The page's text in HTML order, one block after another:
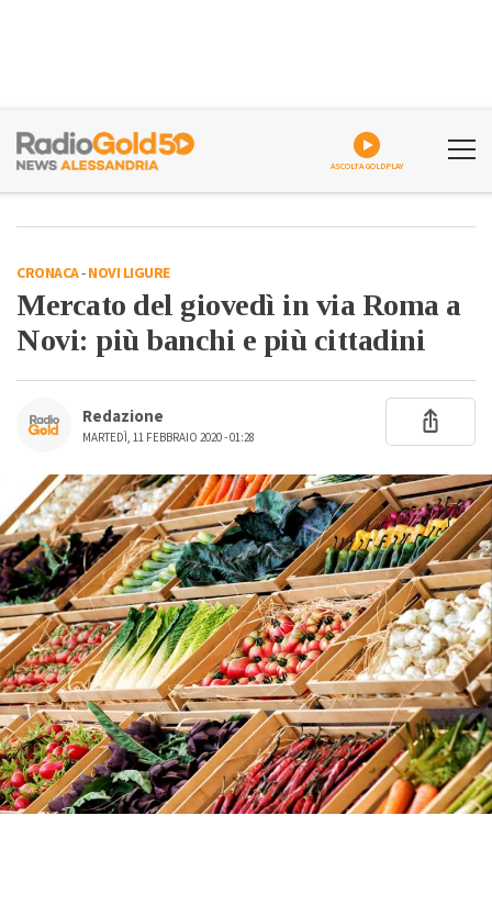
ASCOLTA GOLDPLAY
CRONACA-NOVI LIGURE
Mercato del giovedì in via Roma a
Novi: più banchi e più cittadini
Redazione
MARTEDÌ, 11 FEBBRAIO 2020 - 01:28